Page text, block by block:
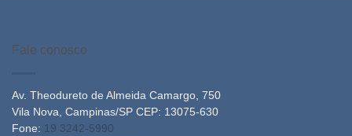
Fale conosco
Av. Theodureto de Almeida Camargo, 750
Vila Nova, Campinas/SP CEP: 13075-630
Fone: 19 3242-5990